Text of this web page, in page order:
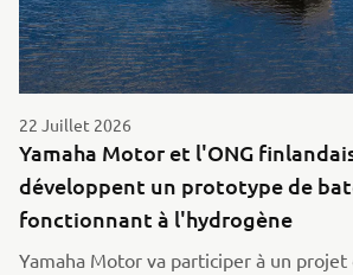
22 Juillet 2026
Yamaha Motor et l'ONG
développent un prototype de
fonctionnant à l'hydrogène
Yamaha Motor va participer à un